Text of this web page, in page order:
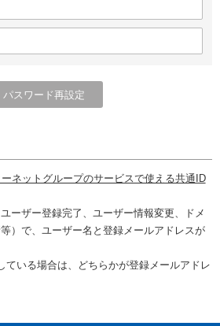
ネットグループのサービスで使える共通ID
ーザー登録完了、ユーザー情報変更、ドメ
）で、ユーザー名と登録メールアドレスが
ている場合は、どちらかが登録メールアドレ